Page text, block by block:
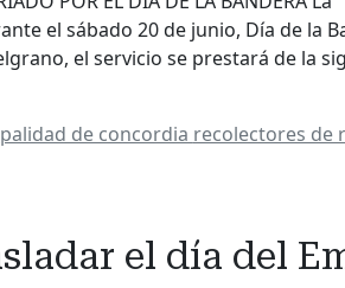
el sábado 20 de junio, Día de la
el servicio se prestará de la
de concordia recolectores de
el día del